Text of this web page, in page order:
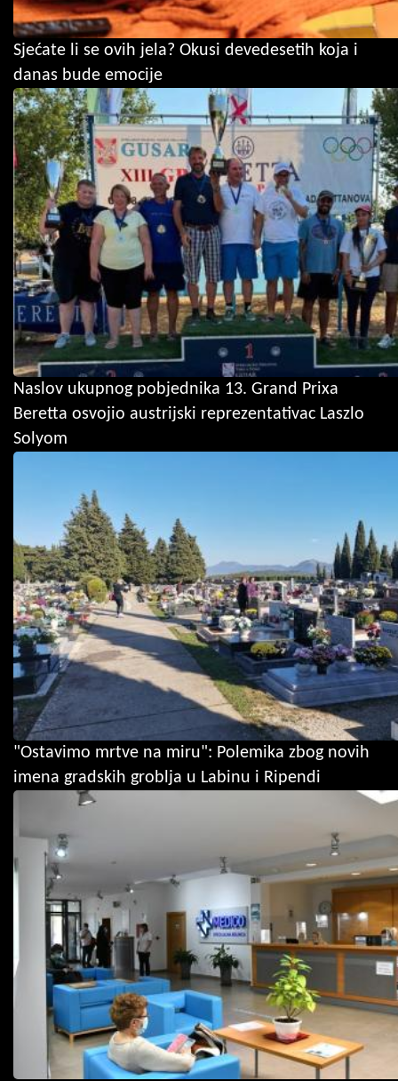
Sjećate li se ovih jela? Okusi devedesetih koja i
danas bude emocije
Naslov ukupnog pobjednika 13. Grand Prixa
Beretta osvojio austrijski reprezentativac Laszlo
Solyom
"Ostavimo mrtve na miru": Polemika zbog novih
imena gradskih groblja u Labinu i Ripendi